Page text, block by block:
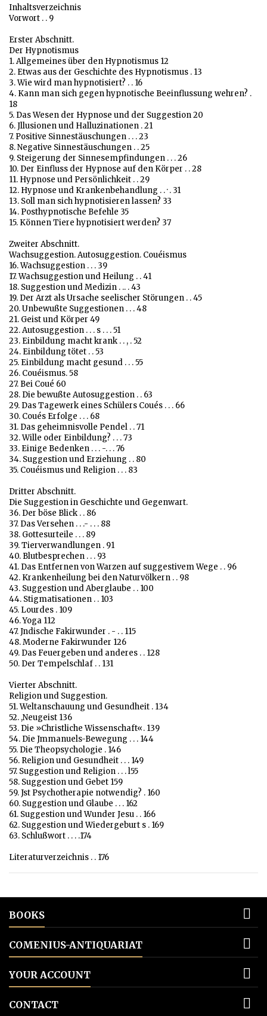
Inhaltsverzeichnis
Vorwort . . 9
Erster Abschnitt.
Der Hypnotismus
1. Allgemeines über den Hypnotismus 12
2. Etwas aus der Geschichte des Hypnotismus . 13
3. Wie wird man hypnotisiert? . . 16
4. Kann man sich gegen hypnotische Beeinflussung wehren? .
18
5. Das Wesen der Hypnose und der Suggestion 20
6. Jllusionen und Halluzinationen . 21
7. Positive Sinnestäuschungen . . . 23
8. Negative Sinnestäuschungen . . 25
9. Steigerung der Sinnesempfindungen . . . 26
10. Der Einfluss der Hypnose auf den Körper . . 28
11. Hypnose und Persönlichkeit . . 29
12. Hypnose und Krankenbehandlung . . · . 31
13. Soll man sich hypnotisieren lassen? 33
14. Posthypnotische Befehle 35
15. Können Tiere hypnotisiert werden? 37
Zweiter Abschnitt.
Wachsuggestion. Autosuggestion. Couéismus
16. Wachsuggestion . . . 39
17. Wachsuggestion und Heilung . . 41
18. Suggestion und Medizin . .. . 43
19. Der Arzt als Ursache seelischer Störungen . . 45
20. Unbewußte Suggestionen . . . 48
21. Geist und Körper 49
22. Autosuggestion . . . s . . . 51
23. Einbildung macht krank . . , . 52
24. Einbildung tötet . . 53
25. Einbildung macht gesund . . . 55
26. Couéismus. 58
27. Bei Coué 60
28. Die bewußte Autosuggestion . . 63
29. Das Tagewerk eines Schülers Coués . . . 66
30. Coués Erfolge . . . 68
31. Das geheimnisvolle Pendel . . 71
32. Wille oder Einbildung? . . . 73
33. Einige Bedenken . . . -. . . 76
34. Suggestion und Erziehung . . 80
35. Couéismus und Religion . . . 83
Dritter Abschnitt.
Die Suggestion in Geschichte und Gegenwart.
36. Der böse Blick . . 86
37. Das Versehen . . .- . . . 88
38. Gottesurteile . . . 89
39. Tierverwandlungen . 91
40. Blutbesprechen . . . 93
41. Das Entfernen von Warzen auf suggestivem Wege . . 96
42. Krankenheilung bei den Naturvölkern . . 98
43. Suggestion und Aberglaube . . 100
44. Stigmatisationen . . 103
45. Lourdes . 109
46. Yoga 112
47. Jndische Fakirwunder . - . . 115
48. Moderne Fakirwunder 126
49. Das Feuergeben und anderes . . 128
50. Der Tempelschlaf . . 131
Vierter Abschnitt.
Religion und Suggestion.
51. Weltanschauung und Gesundheit . 134
52. ,Neugeist 136
53. Die »Christliche Wissenschaft«. 139
54. Die Jmmanuels-Bewegung . . . 144
55. Die Theopsychologie . 146
56. Religion und Gesundheit . . . 149
57. Suggestion und Religion . . . l55
58. Suggestion und Gebet 159
59. Jst Psychotherapie notwendig? . 160
60. Suggestion und Glaube . . . 162
61. Suggestion und Wunder Jesu . . 166
62. Suggestion und Wiedergeburt s . 169
63. Schlußwort . . . .174
Literaturverzeichnis . . 176
BOOKS 
COMENIUS-ANTIQUARIAT 
YOUR ACCOUNT 
CONTACT 